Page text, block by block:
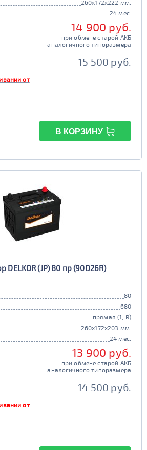
260x172x222 мм.
24 мес.
14 900 руб.
при обмене старой АКБ
аналогичного типоразмера
15 500 руб.
от
В КОРЗИНУ
DELKOR (JP) 80 пр (90D26R)
80
680
прямая (1, R)
260x172x203 мм.
24 мес.
13 900 руб.
при обмене старой АКБ
аналогичного типоразмера
14 500 руб.
от